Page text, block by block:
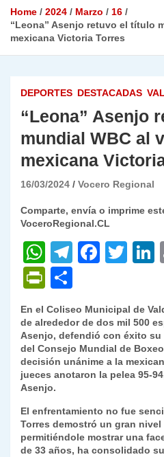
Home 2024 Marzo
16
“Leona” Asenjo retuvo el título
mexicana Victoria Torres
DEPORTES DESTACADAS
“Leona” Asenjo
mundial WBC al
mexicana
16/03/2024 Vocero Regional
Comparte, envía o imprime
VoceroRegional.CL
W
h
at
s
A
p
p
T
gr
a
m
F
e
b
o
o
k
T
er
P
ri
nt
Fr
ie
n
dl
y
o
m
p
ar
En el Coliseo Municipal de
de alrededor de dos mil 500
Asenjo, defendió con éxito
del Consejo Mundial de
decisión unánime a la
jueces anotaron la pelea 95-
Asenjo.
El enfrentamiento no fue
Torres demostró un gran
permitiéndole mostrar una
de 33 años, ha consolidado